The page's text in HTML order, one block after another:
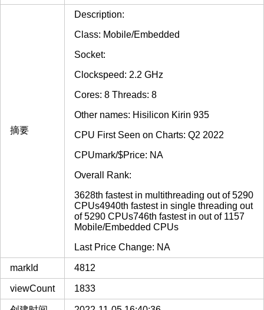
摘要
Description:
Class: Mobile/Embedded
Socket:
Clockspeed: 2.2 GHz
Cores: 8 Threads: 8
Other names: Hisilicon Kirin 935
CPU First Seen on Charts: Q2 2022
CPUmark/$Price: NA
Overall Rank:
3628th fastest in multithreading out of 5290
CPUs4940th fastest in single threading out
of 5290 CPUs746th fastest in out of 1157
Mobile/Embedded CPUs
Last Price Change: NA
markId 4812
viewCount 1833